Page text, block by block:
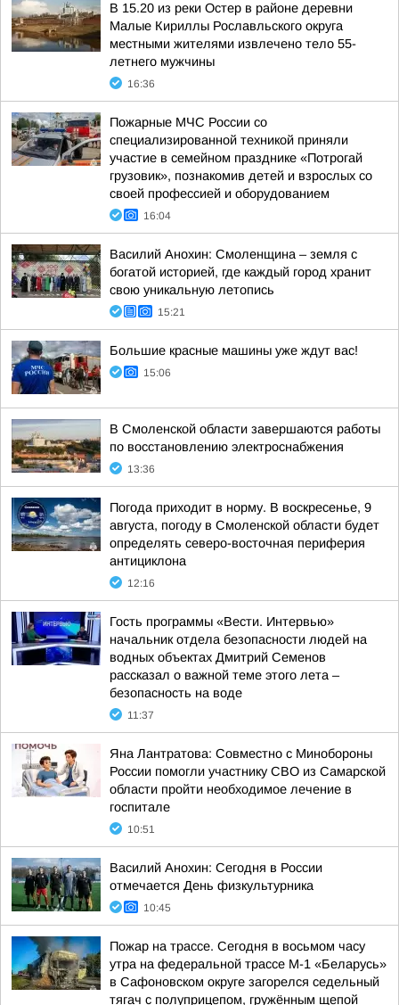
В 15.20 из реки Остер в районе деревни
Малые Кириллы Рославльского округа
местными жителями извлечено тело 55-
летнего мужчины
16:36
Пожарные МЧС России со
специализированной техникой приняли
участие в семейном празднике «Потрогай
грузовик», познакомив детей и взрослых со
своей профессией и оборудованием
16:04
Василий Анохин: Смоленщина – земля с
богатой историей, где каждый город хранит
свою уникальную летопись
15:21
Большие красные машины уже ждут вас!
15:06
В Смоленской области завершаются работы
по восстановлению электроснабжения
13:36
Погода приходит в норму. В воскресенье, 9
августа, погоду в Смоленской области будет
определять северо-восточная периферия
антициклона
12:16
Гость программы «Вести. Интервью»
начальник отдела безопасности людей на
водных объектах Дмитрий Семенов
рассказал о важной теме этого лета –
безопасность на воде
11:37
Яна Лантратова: Совместно с Минобороны
России помогли участнику СВО из Самарской
области пройти необходимое лечение в
госпитале
10:51
Василий Анохин: Сегодня в России
отмечается День физкультурника
10:45
Пожар на трассе. Сегодня в восьмом часу
утра на федеральной трассе М-1 «Беларусь»
в Сафоновском округе загорелся седельный
тягач с полуприцепом, гружённым щепой